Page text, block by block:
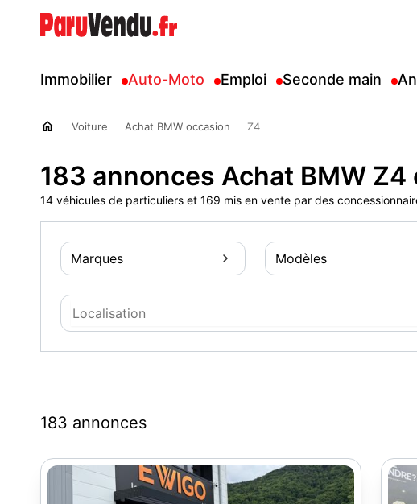
Immobilier Auto-Moto Emploi Seconde main
Voiture Achat BMW occasion Z4
183 annonces Achat BMW Z4
14 véhicules de particuliers et 169 mis en vente par des
Marques Modèles
183 annonces